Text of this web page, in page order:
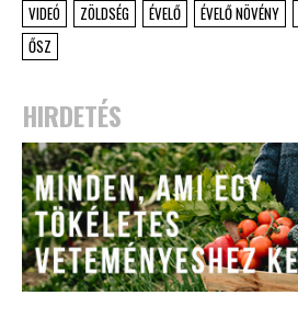
VIDEÓ
ZÖLDSÉG ÉVELŐ ÉVELŐ NÖVÉNY
ŐSZ
HIRDETÉS